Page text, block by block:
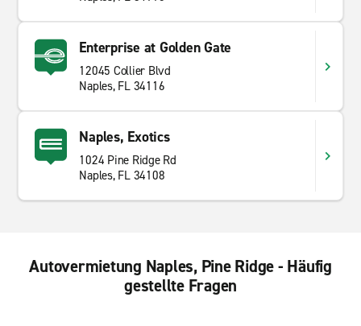
Enterprise at Golden Gate
12045 Collier Blvd
Naples, FL 34116
Naples, Exotics
1024 Pine Ridge Rd
Naples, FL 34108
Autovermietung Naples, Pine Ridge - Häufig
gestellte Fragen